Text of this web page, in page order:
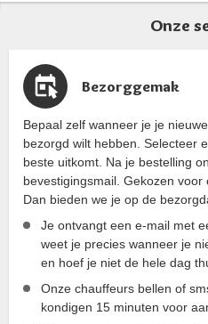
Onze
Bezorggemak
Bepaal zelf wanneer je je
bezorgd wilt hebben. Selecteer
beste uitkomt. Na je bestelling
bevestigingsmail. Gekozen
Dan bieden we je op de
Je ontvangt een e-mail met
weet je precies wanneer je
en hoef je niet de hele dag
Onze chauffeurs bellen of
kondigen 15 minuten voor